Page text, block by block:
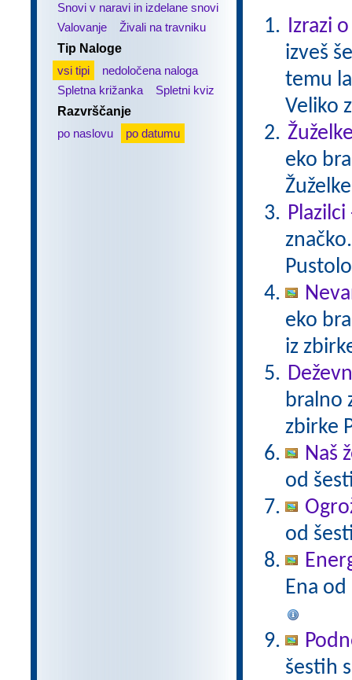
Snovi v naravi in izdelane snovi
Valovanje
Živali na travniku
Tip Naloge
vsi tipi
nedoločena naloga
Spletna križanka
Spletni kviz
Razvrščanje
po naslovu
po datumu
Izrazi
izveš
temu
Veliko
eko
eko
iz
bralno
zbirke
Naš
od
od
Ena
šestih